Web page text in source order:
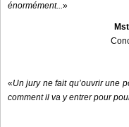
énormément...»
«Un jury ne fait qu’ouvrir une
comment il va y entrer pour